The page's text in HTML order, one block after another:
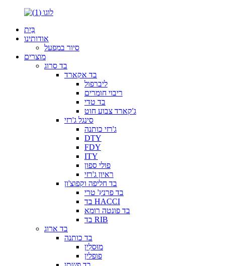
בַּיִת
אודותינו
סיור במפעל
מוצרים
בד סרוג
בד אקארד
ליברפול
ריבוי חומרים
בד טדי
ג'קארד צבוע חוט
סינגל ג'רזי
ג'רזי כותנה
DTY
FDY
ITY
פולי ספון
ראיון ג'רזי
בד חליפה וקפוצ'ון
בד פרנץ' טרי
בד HACCI
בד פונטה רומא
בד RIB
בד ארוג
בד כותנה
מוּסלִין
פופלין